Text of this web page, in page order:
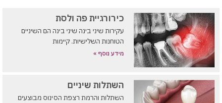
כירורגיית פה ולסת
עקירות שיני בינה שיני בינה הם השיניים
הטוחנות השלישיות. קיימות
מידע נוסף »
השתלות שיניים
השתלות והרמת רצפת הסינוס מבוצעים